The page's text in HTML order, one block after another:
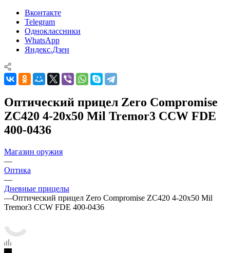
Вконтакте
Telegram
Одноклассники
WhatsApp
Яндекс.Дзен
Оптический прицел Zero Compromise
ZC420 4-20x50 Mil Tremor3 CCW FDE
400-0436
Магазин оружия
—
Оптика
—
Дневные прицелы
—Оптический прицел Zero Compromise ZC420 4-20x50 Mil
Tremor3 CCW FDE 400-0436